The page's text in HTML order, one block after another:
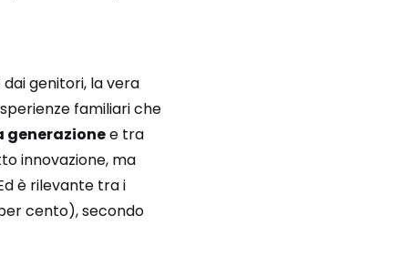
genitori, la vera
familiari che
e tra
innovazione, ma
è rilevante tra i
cento), secondo